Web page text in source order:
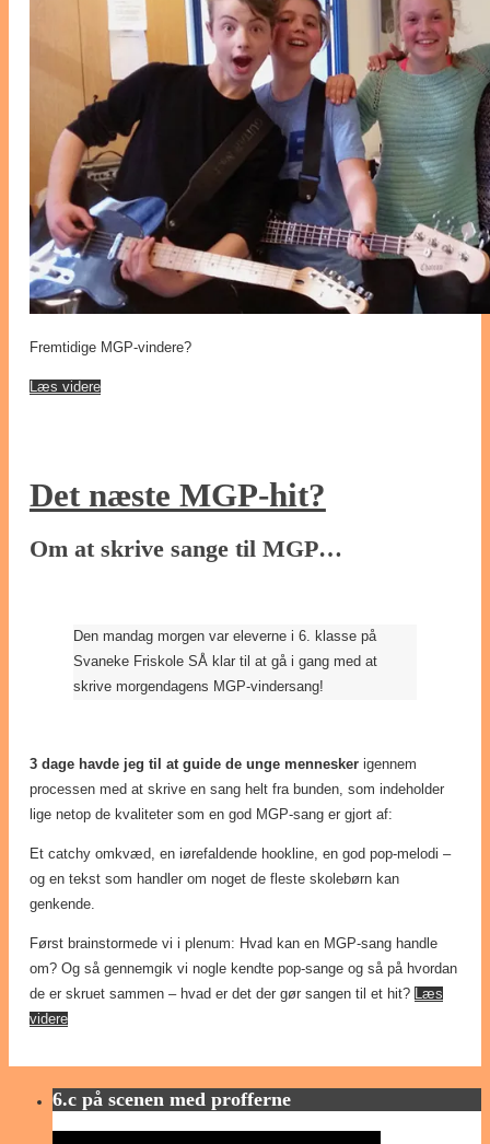
Fremtidige MGP-vindere?
Læs videre
Det næste MGP-hit?
Om at skrive sange til MGP…
Den mandag morgen var eleverne i 6. klasse på
Svaneke Friskole SÅ klar til at gå i gang med at
skrive morgendagens MGP-vindersang!
3 dage havde jeg til at guide de unge menneskerigennem
processen med at skrive en sang helt fra bunden, som indeholder
lige netop de kvaliteter som en god MGP-sang er gjort af:
Et catchy omkvæd, en iørefaldende hookline, en god pop-melodi –
og en tekst som handler om noget de fleste skolebørn kan
genkende.
Først brainstormede vi i plenum: Hvad kan en MGP-sang handle
om? Og så gennemgik vi nogle kendte pop-sange og så på hvordan
de er skruet sammen – hvad er det der gør sangen til et hit?
Læs
videre
6.c på scenen med profferne